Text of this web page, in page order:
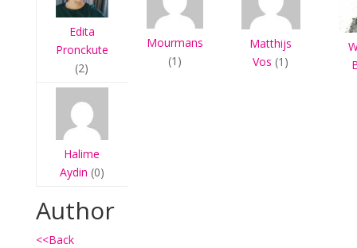
Edita
Pronckute
(2)
Mourmans
(1)
Matthijs
Vos (1)
Halime
Aydin (0)
Author
<<Back